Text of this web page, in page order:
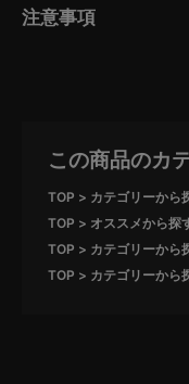
注意事項
この商品のカ
TOP カテゴリーから
TOP
オススメから探
TOP
カテゴリーから
TOP
カテゴリーから